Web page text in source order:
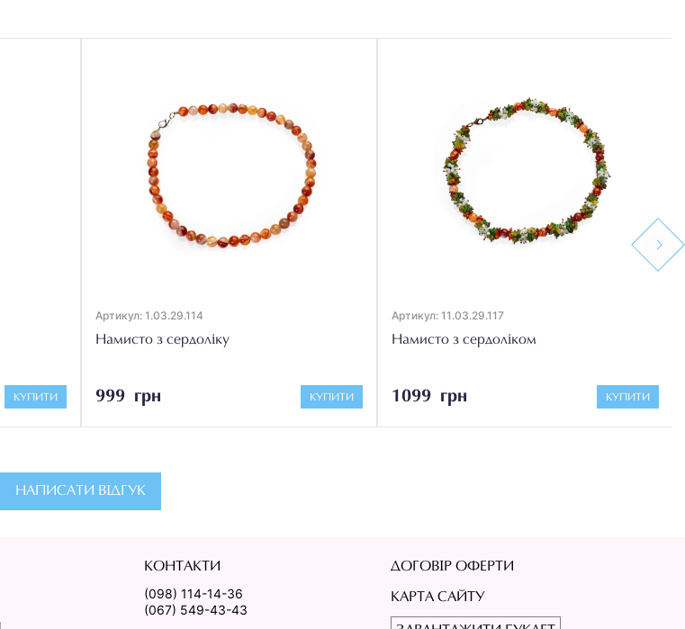
КУПИТИ
Артикул: 1.03.29.114
Намисто з сердоліку
999 грн КУПИТИ
Артикул: 11.03.29.117
Намисто з сердоліком
1099 грн КУПИТИ
Next
НАПИСАТИ ВІДГУК
КОНТАКТИ
(098) 114-14-36
(067) 549-43-43
ДОГОВІР ОФЕРТИ
КАРТА САЙТУ